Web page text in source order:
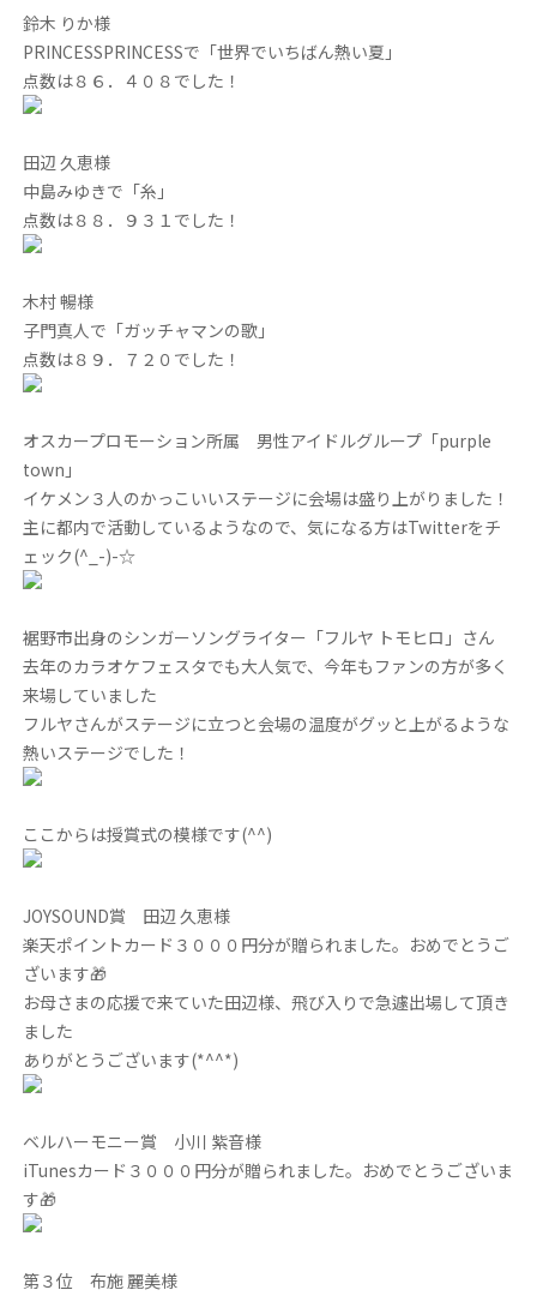
鈴木 りか様
PRINCESSPRINCESSで「世界でいちばん熱い夏」
点数は８６．４０８でした！
田辺 久恵様
中島みゆきで「糸」
点数は８８．９３１でした！
木村 暢様
子門真人で「ガッチャマンの歌」
点数は８９．７２０でした！
オスカープロモーション所属 男性アイドルグループ「purple
town」
イケメン３人のかっこいいステージに会場は盛り上がりました！
主に都内で活動しているようなので、気になる方はTwitterをチ
ェック(^_-)-☆
裾野市出身のシンガーソングライター「フルヤ トモヒロ」さん
去年のカラオケフェスタでも大人気で、今年もファンの方が多く
来場していました
フルヤさんがステージに立つと会場の温度がグッと上がるような
熱いステージでした！
ここからは授賞式の模様です(^^)
JOYSOUND賞 田辺 久恵様
楽天ポイントカード３０００円分が贈られました。おめでとうご
ざいます🎁
お母さまの応援で来ていた田辺様、飛び入りで急遽出場して頂き
ました
ありがとうございます(*^^*)
ベルハーモニー賞 小川 紫音様
iTunesカード３０００円分が贈られました。おめでとうございま
す🎁
第３位 布施 麗美様